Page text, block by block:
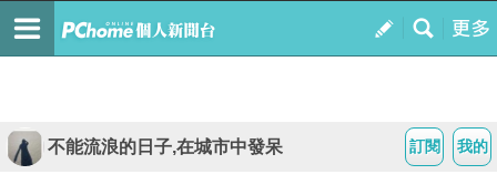
我的
訂閱
不能流浪的日子,在城市中發呆